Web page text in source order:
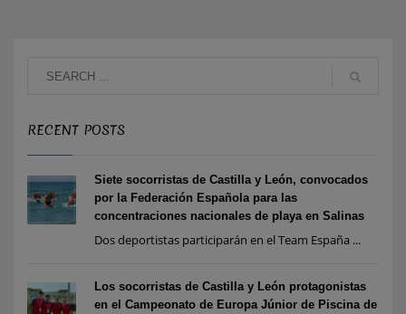
RECENT POSTS
Siete socorristas de Castilla y León, convocados
por la Federación Española para las
concentraciones nacionales de playa en Salinas
Dos deportistas participarán en el Team España ...
Los socorristas de Castilla y León protagonistas
en el Campeonato de Europa Júnior de Piscina de